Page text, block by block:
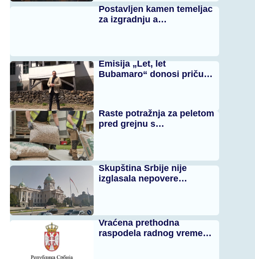
Postavljen kamen temeljac
za izgradnju a…
Emisija „Let, let
Bubamaro“ donosi priču…
Raste potražnja za peletom
pred grejnu s…
Skupština Srbije nije
izglasala nepovere…
Vraćena prethodna
raspodela radnog vreme…